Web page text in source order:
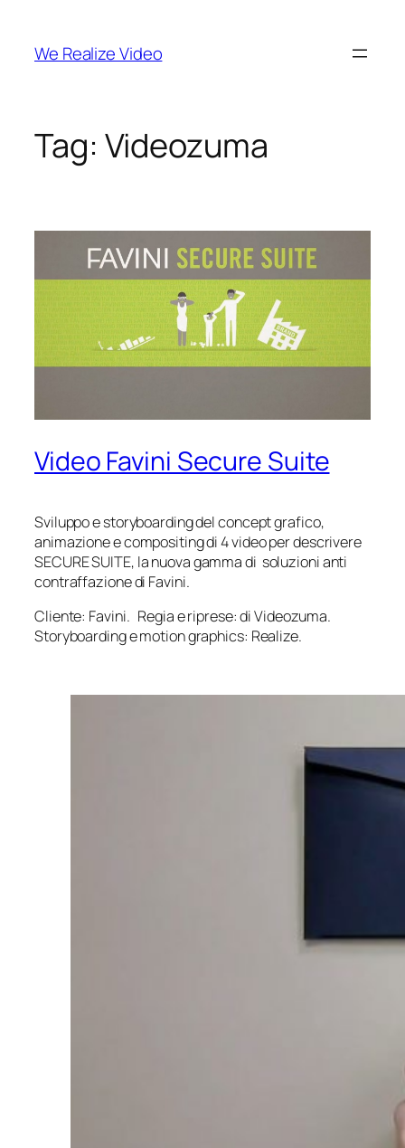
contenuto
We Realize Video
Tag: Videozuma
Video Favini Secure Suite
Sviluppo e storyboarding del concept grafico,
animazione e compositing di 4 video per descrivere
SECURE SUITE, la nuova gamma di soluzioni anti
contraffazione di Favini.
Cliente: Favini. Regia e riprese: di Videozuma.
Storyboarding e motion graphics: Realize.